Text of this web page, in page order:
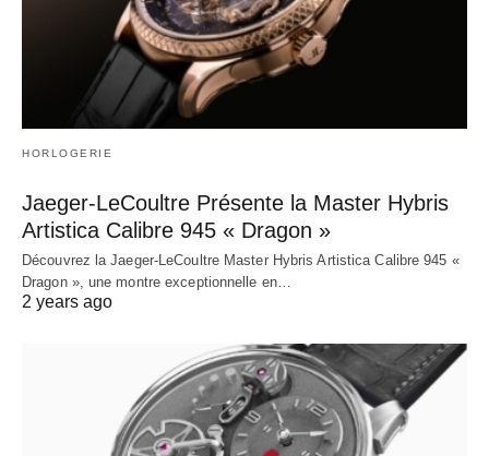
HORLOGERIE
Jaeger-LeCoultre Présente la Master Hybris
Artistica Calibre 945 « Dragon »
Découvrez la Jaeger-LeCoultre Master Hybris Artistica Calibre 945 «
Dragon », une montre exceptionnelle en…
2 years ago